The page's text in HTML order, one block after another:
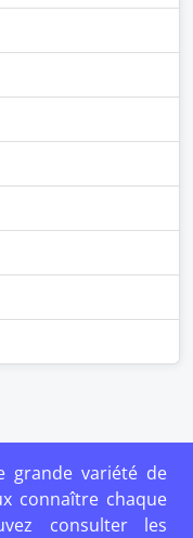
grande variété de
connaître chaque
consulter les